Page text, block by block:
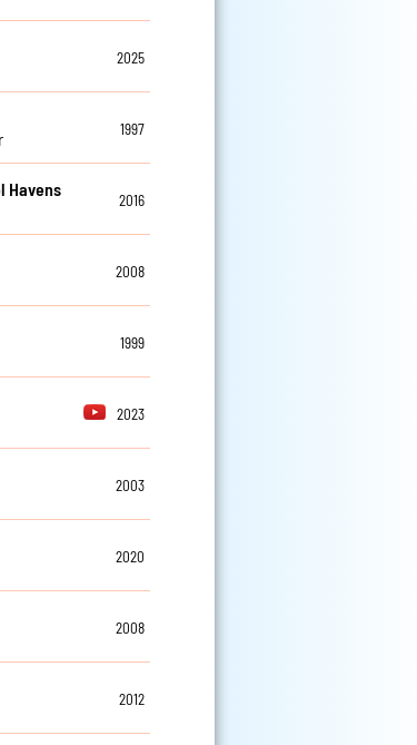
2025
1997
Havens
2016
2008
1999
2023
2003
2020
2008
2012